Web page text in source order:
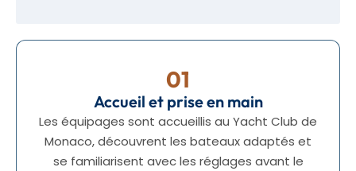
01
Accueil et prise en main
Les équipages sont accueillis au Yacht Club de
Monaco, découvrent les bateaux adaptés et
se familiarisent avec les réglages avant le